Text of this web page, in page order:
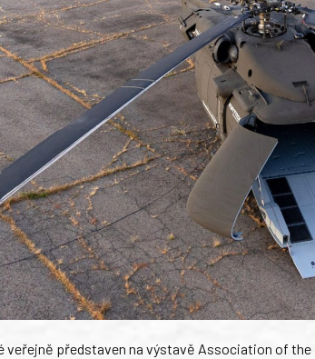
veřejně představen na výstavě Association of